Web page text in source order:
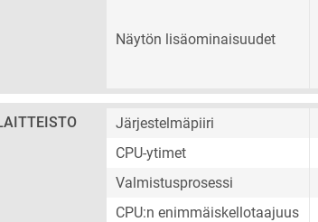
Näytön lisäominaisuudet
Järjestelmäpiiri
CPU-ytimet
Valmistusprosessi
CPU:n enimmäiskellotaajuus